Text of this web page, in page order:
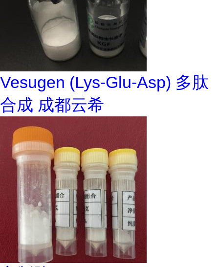
Vesugen (Lys-Glu-Asp) 多肽
合成 成都云希